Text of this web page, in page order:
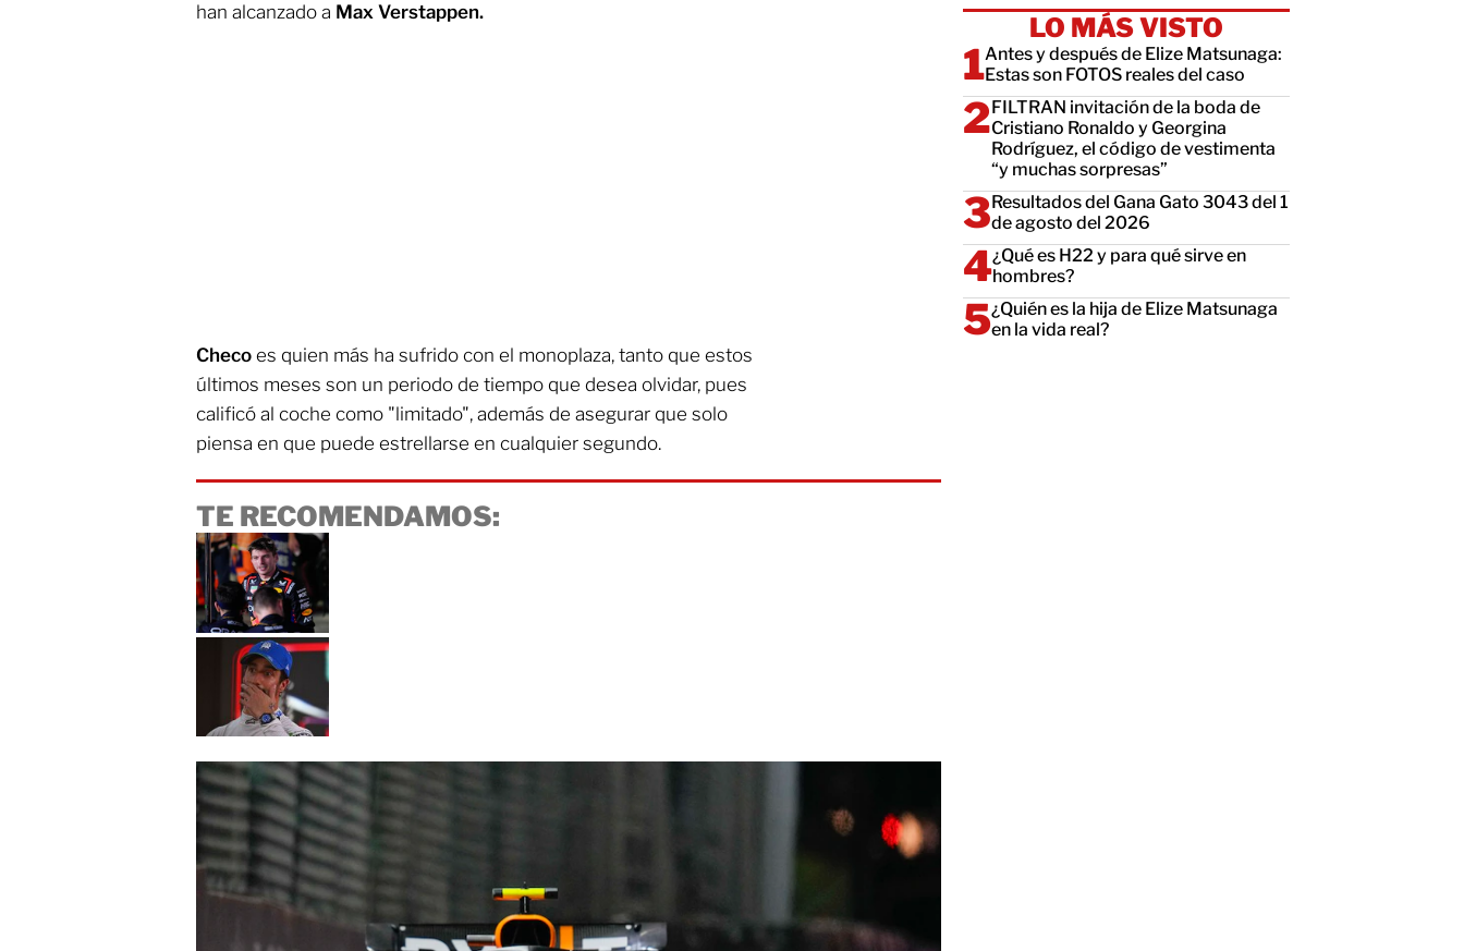
han alcanzado a Max Verstappen.
Checo es quien más ha sufrido con el monoplaza, tanto que estos
últimos meses son un periodo de tiempo que desea olvidar, pues
calificó al coche como "limitado", además de asegurar que solo
piensa en que puede estrellarse en cualquier segundo.
TE RECOMENDAMOS:
LO MÁS VISTO
Antes y después de Elize Matsunaga:
Estas son FOTOS reales del caso
FILTRAN invitación de la boda de
Cristiano Ronaldo y Georgina
Rodríguez, el código de vestimenta
“y muchas sorpresas”
Resultados del Gana Gato 3043 del 1
de agosto del 2026
¿Qué es H22 y para qué sirve en
hombres?
¿Quién es la hija de Elize Matsunaga
en la vida real?